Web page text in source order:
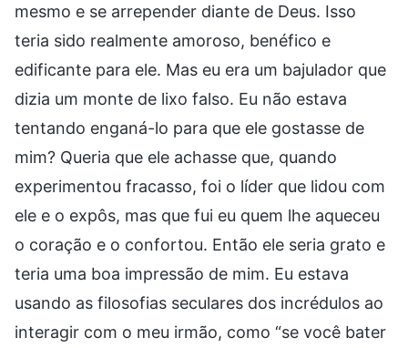
mesmo e se arrepender diante de Deus. Isso
teria sido realmente amoroso, benéfico e
edificante para ele. Mas eu era um bajulador que
dizia um monte de lixo falso. Eu não estava
tentando enganá-lo para que ele gostasse de
mim? Queria que ele achasse que, quando
experimentou fracasso, foi o líder que lidou com
ele e o expôs, mas que fui eu quem lhe aqueceu
o coração e o confortou. Então ele seria grato e
teria uma boa impressão de mim. Eu estava
usando as filosofias seculares dos incrédulos ao
interagir com o meu irmão, como “se você bater